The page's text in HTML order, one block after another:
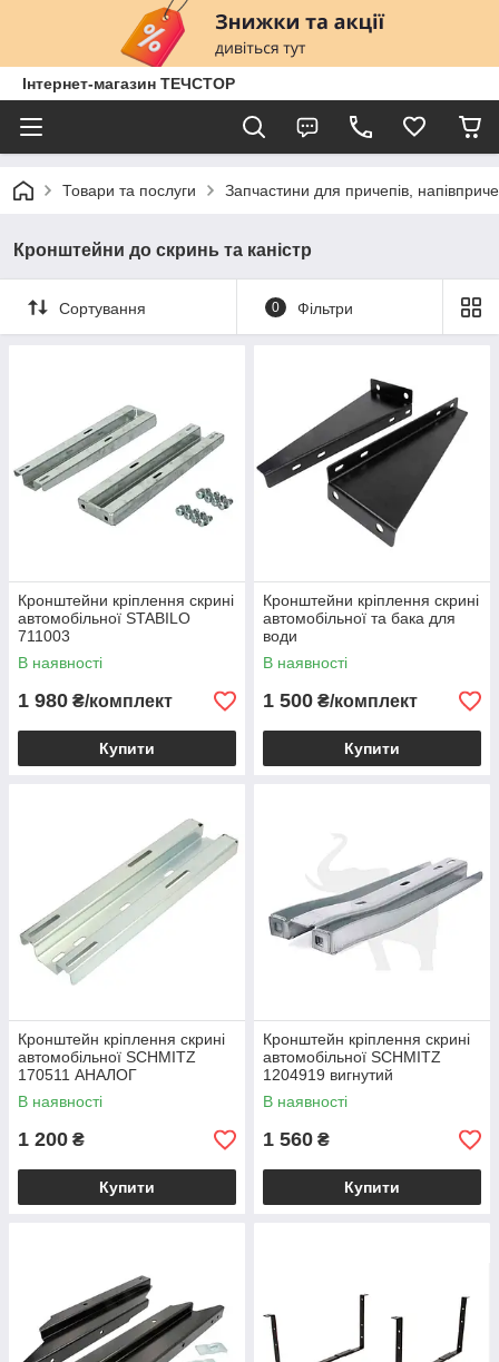
Інтернет-магазин ТЕЧСТОР
Товари та послуги Запчастини для причепів,
Кронштейни до скринь та каністр
Сортування 0 Фільтри
Кронштейни кріплення скрині
автомобільної STABILO
711003
В наявності
1 980 ₴/комплект
Купити
Кронштейни кріплення скрині
автомобільної та бака для
води
В наявності
1 500 ₴/комплект
Купити
Кронштейн кріплення скрині
автомобільної SCHMITZ
170511 АНАЛОГ
В наявності
1 200 ₴
Купити
Кронштейн кріплення скрині
автомобільної SCHMITZ
1204919 вигнутий
В наявності
1 560 ₴
Купити